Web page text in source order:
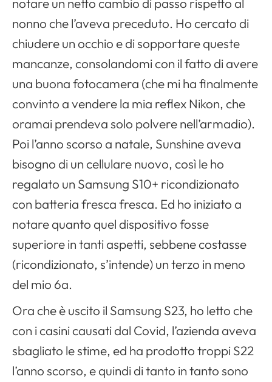
nonno che l’aveva preceduto. Ho cercato di
chiudere un occhio e di sopportare queste
mancanze, consolandomi con il fatto di avere
una buona fotocamera (che mi ha finalmente
convinto a vendere la mia reflex Nikon, che
oramai prendeva solo polvere nell’armadio).
Poi l’anno scorso a natale, Sunshine aveva
bisogno di un cellulare nuovo, così le ho
regalato un Samsung S10+ ricondizionato
con batteria fresca fresca. Ed ho iniziato a
notare quanto quel dispositivo fosse
superiore in tanti aspetti, sebbene costasse
(ricondizionato, s’intende) un terzo in meno
del mio 6a.
Ora che è uscito il Samsung S23, ho letto che
con i casini causati dal Covid, l’azienda aveva
sbagliato le stime, ed ha prodotto troppi S22
l’anno scorso, e quindi di tanto in tanto sono